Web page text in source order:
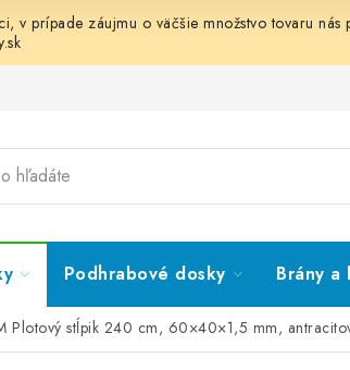
v prípade záujmu o väčšie množstvo tovaru nás
Podhrabové dosky Brány a
Plotový stĺpik 240 cm, 60×40×1,5 mm,